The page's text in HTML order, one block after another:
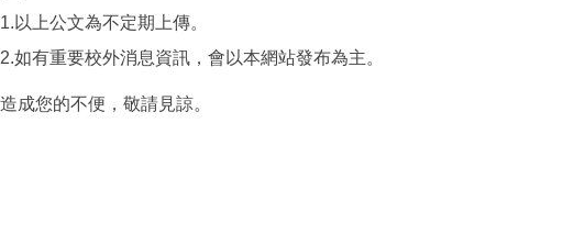
1.以上公文為不定期上傳。
2.如有重要校外消息資訊，會以本網站發布為主。
造成您的不便，敬請見諒。